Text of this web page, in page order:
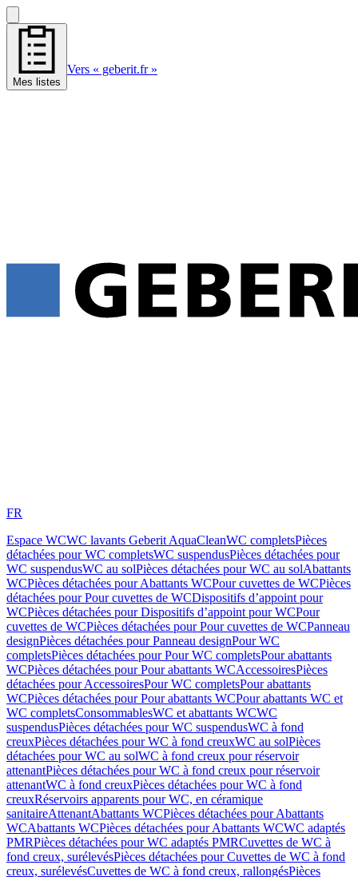
Mes listes
Vers « geberit.fr »
FR
Espace WCWC lavants Geberit AquaCleanWC completsPièces
détachées pour WC completsWC suspendusPièces détachées pour
WC suspendusWC au solPièces détachées pour WC au solAbattants
WCPièces détachées pour Abattants WCPour cuvettes de WCPièces
détachées pour Pour cuvettes de WCDispositifs d’appoint pour
WCPièces détachées pour Dispositifs d’appoint pour WCPour
cuvettes de WCPièces détachées pour Pour cuvettes de WCPanneau
designPièces détachées pour Panneau designPour WC
completsPièces détachées pour Pour WC completsPour abattants
WCPièces détachées pour Pour abattants WCAccessoiresPièces
détachées pour AccessoiresPour WC completsPour abattants
WCPièces détachées pour Pour abattants WCPour abattants WC et
WC completsConsommablesWC et abattants WCWC
suspendusPièces détachées pour WC suspendusWC à fond
creuxPièces détachées pour WC à fond creuxWC au solPièces
détachées pour WC au solWC à fond creux pour réservoir
attenantPièces détachées pour WC à fond creux pour réservoir
attenantWC à fond creuxPièces détachées pour WC à fond
creuxRéservoirs apparents pour WC, en céramique
sanitaireAttenantAbattants WCPièces détachées pour Abattants
WCAbattants WCPièces détachées pour Abattants WCWC adaptés
PMRPièces détachées pour WC adaptés PMRCuvettes de WC à
fond creux, surélevésPièces détachées pour Cuvettes de WC à fond
creux, surélevésCuvettes de WC à fond creux, rallongésPièces